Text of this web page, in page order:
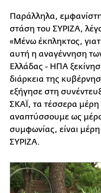
Παράλληλα,
στάση του ΣΥΡΙΖΑ,
«Μένω έκπληκτος,
αυτή η αναγέννηση
Ελλάδας - ΗΠΑ
διάρκεια της
εξήγησε στη
ΣΚΑΪ, τα τέσσερα
αναπτύσσουμε ως
συμφωνίας, είναι
ΣΥΡΙΖΑ.